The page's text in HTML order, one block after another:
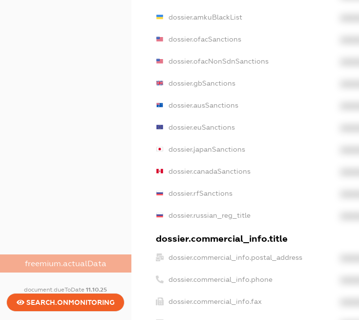
freemium.actualData
document.dueToDate11.10.25
SEARCH.ONMONITORING
dossier.amkuBlackList
dossier.ofacSanctions
dossier.ofacNonSdnSanctions
dossier.gbSanctions
dossier.ausSanctions
dossier.euSanctions
dossier.japanSanctions
dossier.canadaSanctions
dossier.rfSanctions
dossier.russian_reg_title
dossier.commercial_info.title
dossier.commercial_info.postal_address
dossier.commercial_info.phone
dossier.commercial_info.fax